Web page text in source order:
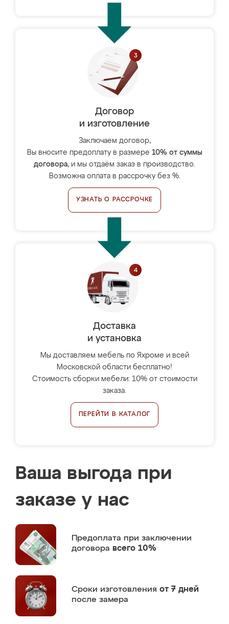
Договор
и изготовление
Заключаем договор,
Вы вносите предоплату в размере 10% от суммы
договора, и мы отдаём заказ в производство.
Возможна оплата в рассрочку без %.
УЗНАТЬ О РАССРОЧКЕ
Доставка
и установка
Мы доставляем мебель по Яхроме и всей
Московской области бесплатно!
Стоимость сборки мебели: 10% от стоимости
заказа.
ПЕРЕЙТИ В КАТАЛОГ
Ваша выгода при
заказе у нас
Предоплата при заключении
договора всего 10%
Сроки изготовления от 7 дней
после замера